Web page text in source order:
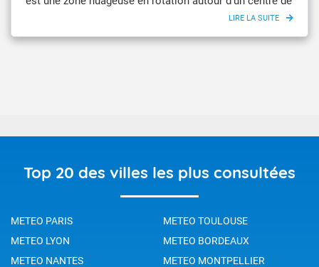
basses pressions dépourvu de nuages. Il se forme dans
similaires à celles d’un cyclone tropical. Le medicane
Top 20 des villes les plus consultées
METEO PARIS
METEO TOULOUSE
METEO LYON
METEO BORDEAUX
METEO NANTES
METEO MONTPELLIER